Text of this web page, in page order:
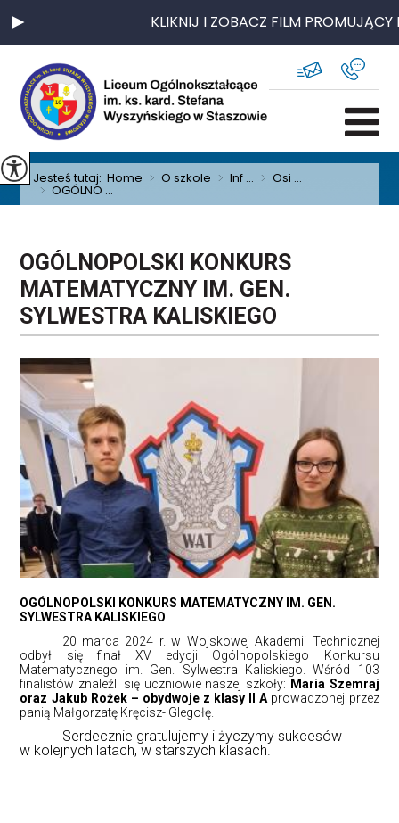
KLIKNIJ I ZOBACZ FILM PROMUJĄCY
Jesteś tutaj:Home > O szkole > Inf ... > Osi ...
> OGÓLNO ...
OGÓLNOPOLSKI KONKURS
MATEMATYCZNY IM. GEN.
SYLWESTRA KALISKIEGO
OGÓLNOPOLSKI KONKURS MATEMATYCZNY IM. GEN.
SYLWESTRA KALISKIEGO
20 marca 2024 r. w Wojskowej Akademii Technicznej
odbył się finał XV edycji Ogólnopolskiego Konkursu
Matematycznego im. Gen. Sylwestra Kaliskiego. Wśród 103
finalistów znaleźli się uczniowie naszej szkoły: Maria Szemraj
oraz Jakub Rożek – obydwoje z klasy II A prowadzonej przez
panią Małgorzatę Kręcisz- Glegołę.
Serdecznie gratulujemy i życzymy sukcesów
w kolejnych latach, w starszych klasach.